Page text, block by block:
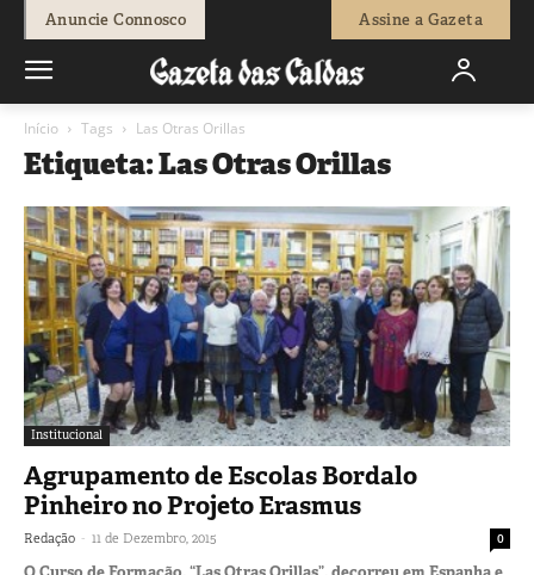
Anuncie Connosco Assine a Gazeta
Início Tags Las Otras Orillas
Etiqueta: Las Otras Orillas
Institucional
Agrupamento de Escolas Bordalo
Pinheiro no Projeto Erasmus
Redação - 11 de Dezembro, 2015 0